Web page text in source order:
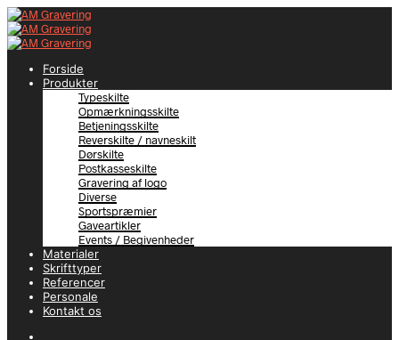
Forside
Produkter
Typeskilte
Opmærkningsskilte
Betjeningsskilte
Reverskilte / navneskilt
Dørskilte
Postkasseskilte
Gravering af logo
Diverse
Sportspræmier
Gaveartikler
Events / Begivenheder
Materialer
Skrifttyper
Referencer
Personale
Kontakt os